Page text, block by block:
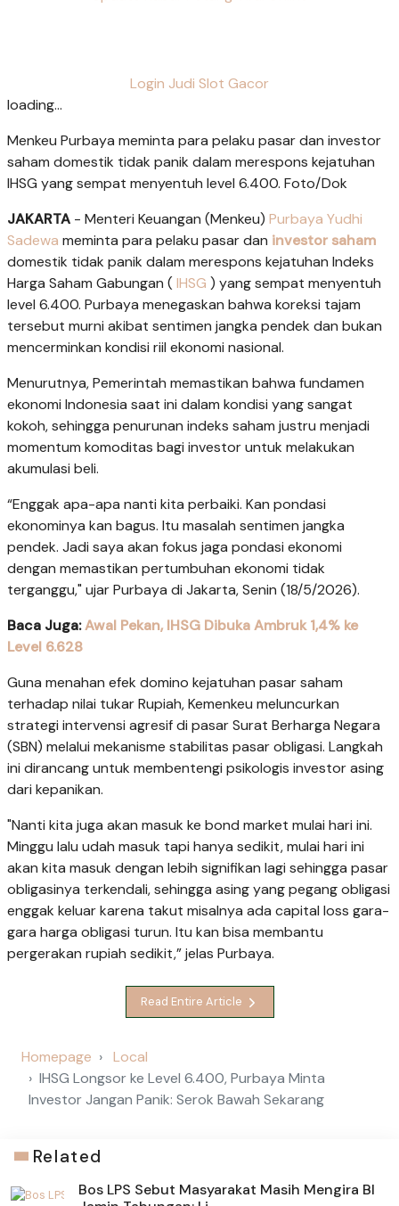
Login Judi Slot Gacor
loading...
Menkeu Purbaya meminta para pelaku pasar dan investor
saham domestik tidak panik dalam merespons kejatuhan
IHSG yang sempat menyentuh level 6.400. Foto/Dok
JAKARTA - Menteri Keuangan (Menkeu) Purbaya Yudhi
Sadewa meminta para pelaku pasar dan investor saham
domestik tidak panik dalam merespons kejatuhan Indeks
Harga Saham Gabungan (IHSG ) yang sempat menyentuh
level 6.400. Purbaya menegaskan bahwa koreksi tajam
tersebut murni akibat sentimen jangka pendek dan bukan
mencerminkan kondisi riil ekonomi nasional.
Menurutnya, Pemerintah memastikan bahwa fundamen
ekonomi Indonesia saat ini dalam kondisi yang sangat
kokoh, sehingga penurunan indeks saham justru menjadi
momentum komoditas bagi investor untuk melakukan
akumulasi beli.
“Enggak apa-apa nanti kita perbaiki. Kan pondasi
ekonominya kan bagus. Itu masalah sentimen jangka
pendek. Jadi saya akan fokus jaga pondasi ekonomi
dengan memastikan pertumbuhan ekonomi tidak
terganggu," ujar Purbaya di Jakarta, Senin (18/5/2026).
Baca Juga:Awal Pekan, IHSG Dibuka Ambruk 1,4% ke
Level 6.628
Guna menahan efek domino kejatuhan pasar saham
terhadap nilai tukar Rupiah, Kemenkeu meluncurkan
strategi intervensi agresif di pasar Surat Berharga Negara
(SBN) melalui mekanisme stabilitas pasar obligasi. Langkah
ini dirancang untuk membentengi psikologis investor asing
dari kepanikan.
"Nanti kita juga akan masuk ke bond market mulai hari ini.
Minggu lalu udah masuk tapi hanya sedikit, mulai hari ini
akan kita masuk dengan lebih signifikan lagi sehingga pasar
obligasinya terkendali, sehingga asing yang pegang obligasi
enggak keluar karena takut misalnya ada capital loss gara-
gara harga obligasi turun. Itu kan bisa membantu
pergerakan rupiah sedikit,” jelas Purbaya.
Read Entire Article
Homepage
Local
IHSG Longsor ke Level 6.400, Purbaya Minta
Investor Jangan Panik: Serok Bawah Sekarang
Related
Bos LPS Sebut Masyarakat Masih Mengira BI